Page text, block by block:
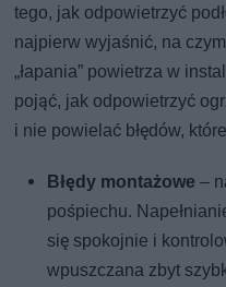
tego, jak odpowietrzyć
najpierw wyjaśnić, na
„łapania” powietrza w
pojąć, jak odpowietrzyć
i nie powielać błędów,
Błędy montażowe –
pośpiechu.
się spokojnie i
wpuszczana zbyt